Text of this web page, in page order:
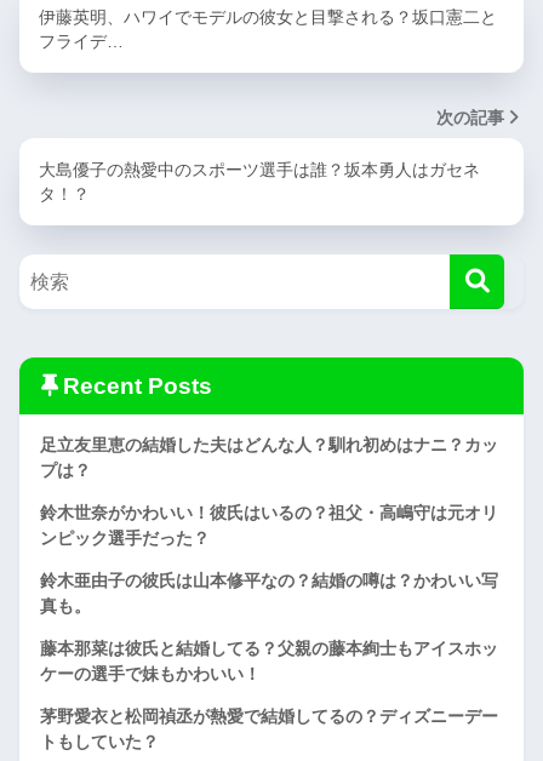
伊藤英明、ハワイでモデルの彼女と目撃される？坂口憲二と
フライデ…
次の記事
大島優子の熱愛中のスポーツ選手は誰？坂本勇人はガセネ
タ！？
Recent Posts
足立友里恵の結婚した夫はどんな人？馴れ初めはナニ？カッ
プは？
鈴木世奈がかわいい！彼氏はいるの？祖父・高嶋守は元オリ
ンピック選手だった？
鈴木亜由子の彼氏は山本修平なの？結婚の噂は？かわいい写
真も。
藤本那菜は彼氏と結婚してる？父親の藤本絢士もアイスホッ
ケーの選手で妹もかわいい！
茅野愛衣と松岡禎丞が熱愛で結婚してるの？ディズニーデー
トもしていた？